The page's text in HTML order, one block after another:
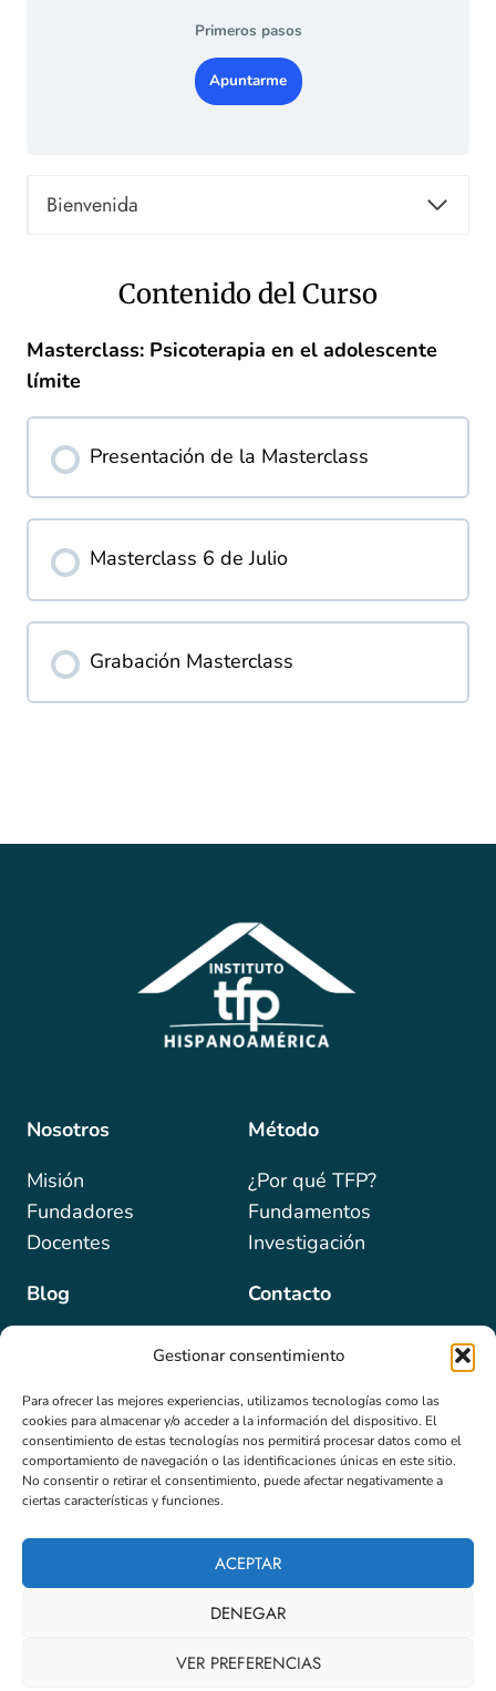
Gestionar consentimiento
Para ofrecer las mejores experiencias, utilizamos tecnologías como las
cookies para almacenar y/o acceder a la información del dispositivo. El
consentimiento de estas tecnologías nos permitirá procesar datos como el
comportamiento de navegación o las identificaciones únicas en este sitio.
No consentir o retirar el consentimiento, puede afectar negativamente a
ciertas características y funciones.
ACEPTAR
DENEGAR
VER PREFERENCIAS
Primeros pasos
Apuntarme
Bienvenida
Contenido del Curso
Masterclass: Psicoterapia en el adolescente
límite
Presentación de la Masterclass
Masterclass 6 de Julio
Grabación Masterclass
Nosotros
Misión
Fundadores
Docentes
Blog
Método
¿Por qué TFP?
Fundamentos
Investigación
Contacto
Programas
Formaciones
Masterclass
Newsletter
Email *
Suscribir
iMlabs